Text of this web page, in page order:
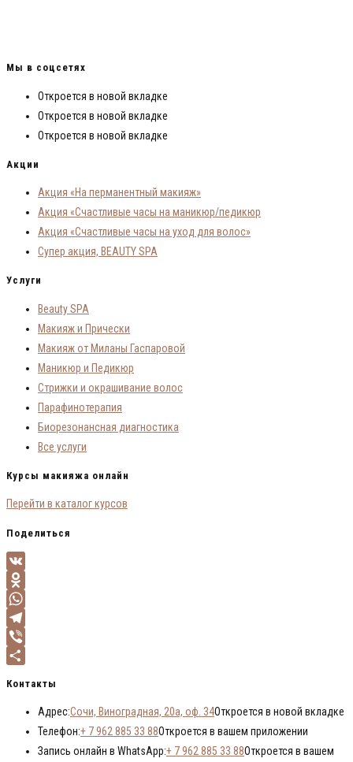
Мы в соцсетях
Откроется в новой вкладке
Откроется в новой вкладке
Откроется в новой вкладке
Акции
Акция «На перманентный макияж»
Акция «Счастливые часы на маникюр/педикюр
Акция «Счастливые часы на уход для волос»
Супер акция, BEAUTY SPA
Услуги
Beauty SPA
Макияж и Прически
Макияж от Миланы Гаспаровой
Маникюр и Педикюр
Стрижки и окрашивание волос
Парафинотерапия
Биорезонансная диагностика
Все услуги
Курсы макияжа онлайн
Перейти в каталог курсов
Поделиться
VK
Odnoklassniki
WhatsApp
Telegram
Viber
Контакты
Адрес:Сочи, Виноградная, 20а, оф. 34Откроется в новой вкладке
Телефон:+ 7 962 885 33 88Откроется в вашем приложении
Запись онлайн в WhatsApp:+ 7 962 885 33 88Откроется в вашем